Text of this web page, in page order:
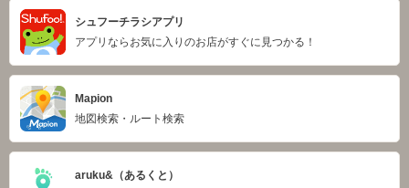
シュフーチラシアプリ
アプリならお気に入りのお店がすぐに見つかる！
Mapion
地図検索・ルート検索
aruku&（あるくと）